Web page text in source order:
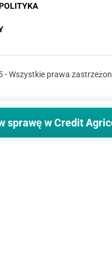
- Wszystkie prawa
✕sprawę w Credit